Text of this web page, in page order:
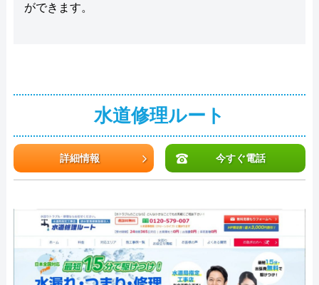
ができます。
水道修理ルート
詳細情報 今すぐ電話